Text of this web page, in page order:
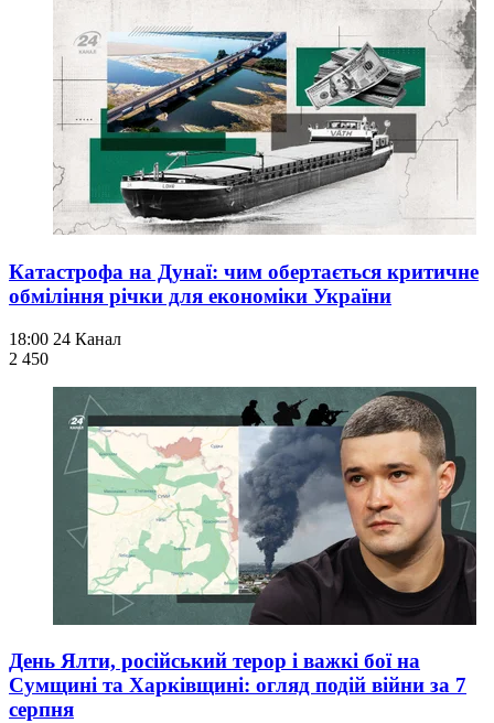
Катастрофа на Дунаї: чим обертається критичне
обміління річки для економіки України
18:00 24 Канал
2 450
День Ялти, російський терор і важкі бої на
Сумщині та Харківщині: огляд подій війни за 7
серпня